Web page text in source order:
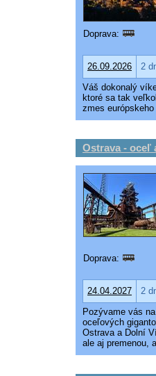
Doprava:
26.09.2026 2
Váš dokonalý
ktoré sa tak
zmes
Ostrava - oceľ
Doprava:
24.04.2027 2
Pozývame vás
oceľových
Ostrava a Dolní
ale aj premenou,